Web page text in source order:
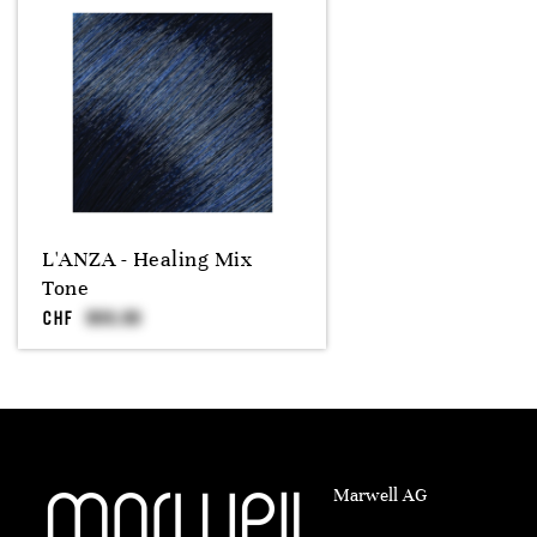
L'ANZA - Healing Mix
Tone
CHF
Marwell AG